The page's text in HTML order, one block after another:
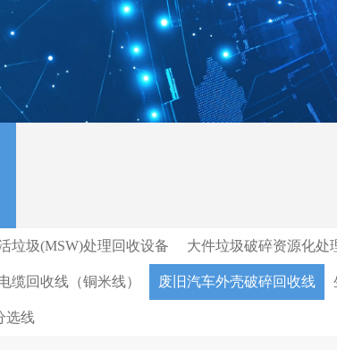
垃圾(MSW)处理回收设备 大件垃圾破碎资源化处
缆回收线（铜米线） 废旧汽车外壳破碎回收线
选线